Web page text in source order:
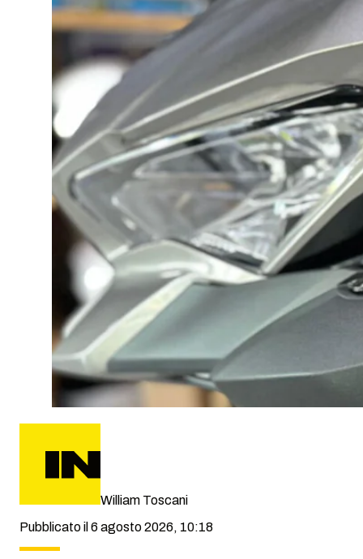
William Toscani
Pubblicato il 6 agosto 2026, 10:18